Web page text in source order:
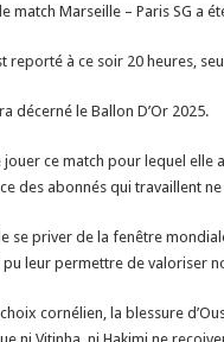
match Marseille – Paris SG a
reporté à ce soir 20 heures,
décerné le Ballon D’Or 2025.
ce match pour lequel elle
des abonnés qui travaillent
se priver de la fenêtre
leur permettre de valoriser
cornélien, la blessure